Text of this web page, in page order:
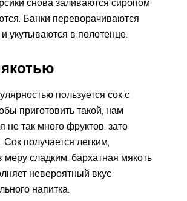
снова заливаются сиропом
Банки переворачиваются
укутываются в полотенце.
пользуется сок с
приготовить такой, нам
не так много фруктов, зато
получается легким,
меру сладким, бархатная мякоть
невероятный вкус
напитка.